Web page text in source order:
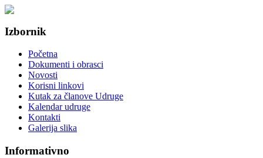
Izbornik
Početna
Dokumenti i obrasci
Novosti
Korisni linkovi
Kutak za članove Udruge
Kalendar udruge
Kontakti
Galerija slika
Informativno